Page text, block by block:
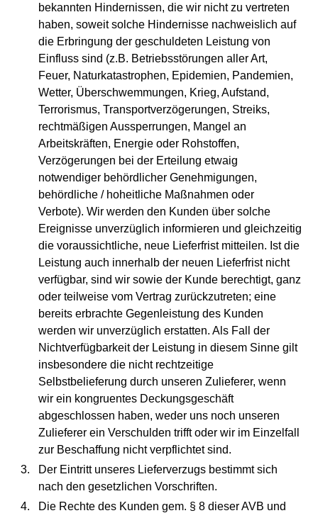
bekannten Hindernissen, die wir nicht zu vertreten
haben, soweit solche Hindernisse nachweislich auf
die Erbringung der geschuldeten Leistung von
Einfluss sind (z.B. Betriebsstörungen aller Art,
Feuer, Naturkatastrophen, Epidemien, Pandemien,
Wetter, Überschwemmungen, Krieg, Aufstand,
Terrorismus, Transportverzögerungen, Streiks,
rechtmäßigen Aussperrungen, Mangel an
Arbeitskräften, Energie oder Rohstoffen,
Verzögerungen bei der Erteilung etwaig
notwendiger behördlicher Genehmigungen,
behördliche / hoheitliche Maßnahmen oder
Verbote). Wir werden den Kunden über solche
Ereignisse unverzüglich informieren und gleichzeitig
die voraussichtliche, neue Lieferfrist mitteilen. Ist die
Leistung auch innerhalb der neuen Lieferfrist nicht
verfügbar, sind wir sowie der Kunde berechtigt, ganz
oder teilweise vom Vertrag zurückzutreten; eine
bereits erbrachte Gegenleistung des Kunden
werden wir unverzüglich erstatten. Als Fall der
Nichtverfügbarkeit der Leistung in diesem Sinne gilt
insbesondere die nicht rechtzeitige
Selbstbelieferung durch unseren Zulieferer, wenn
wir ein kongruentes Deckungsgeschäft
abgeschlossen haben, weder uns noch unseren
Zulieferer ein Verschulden trifft oder wir im Einzelfall
zur Beschaffung nicht verpflichtet sind.
Der Eintritt unseres Lieferverzugs bestimmt sich
nach den gesetzlichen Vorschriften.
Die Rechte des Kunden gem. § 8 dieser AVB und